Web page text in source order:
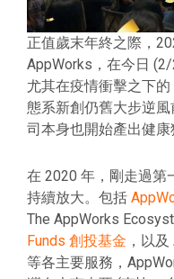
正值歲末年終之際，
AppWorks，在今日
尤其在疫情衝擊之下
態系新創仍舊大步逆
司本身也開始產出健康
在 2020 年，剛走過第
持續放大。包括
The AppWorks
Funds 創投基金 ，以及
等各主要服務，